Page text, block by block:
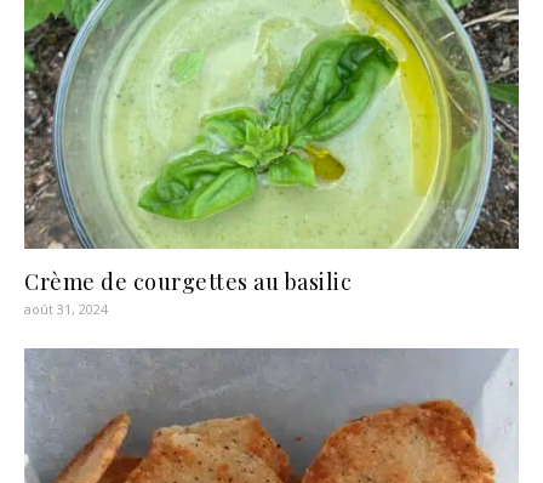
Crème de courgettes au basilic
août 31, 2024